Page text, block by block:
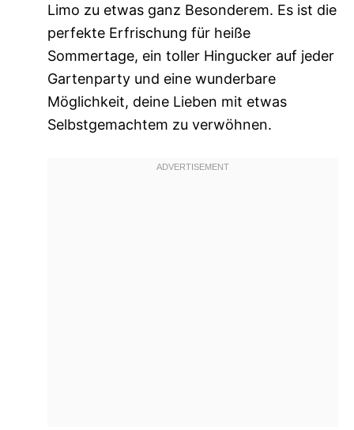
Limo zu etwas ganz Besonderem. Es ist die
perfekte Erfrischung für heiße
Sommertage, ein toller Hingucker auf jeder
Gartenparty und eine wunderbare
Möglichkeit, deine Lieben mit etwas
Selbstgemachtem zu verwöhnen.